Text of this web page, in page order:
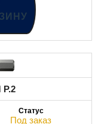
Р.2
Под заказ